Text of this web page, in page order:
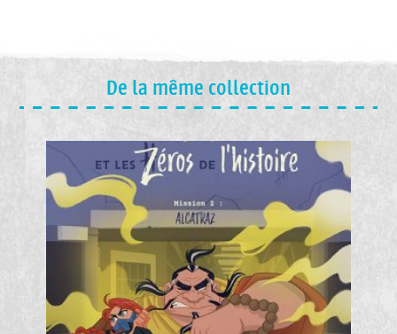
De la même collection